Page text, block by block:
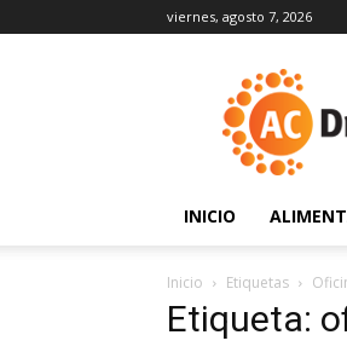
viernes, agosto 7, 2026
INICIO
Inicio Etiquetas
Etiqueta: